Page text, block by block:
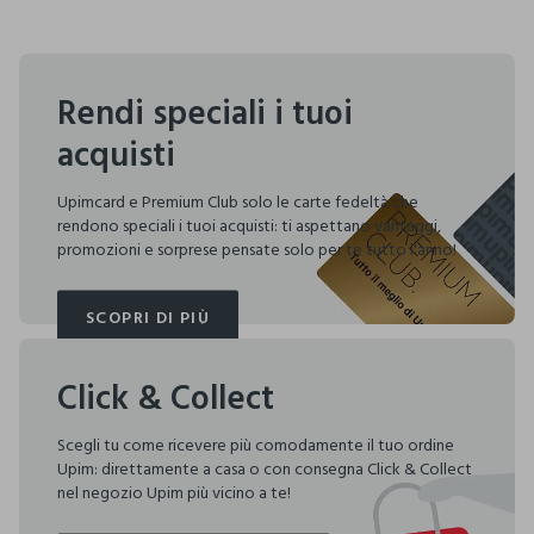
Rendi speciali i tuoi
acquisti
Upimcard e Premium Club solo le carte fedeltà che
rendono speciali i tuoi acquisti: ti aspettano vantaggi,
promozioni e sorprese pensate solo per te tutto l'anno!
SCOPRI DI PIÙ
SCOPRI DI PIÙ
Click & Collect
Scegli tu come ricevere più comodamente il tuo ordine
Upim: direttamente a casa o con consegna Click & Collect
nel negozio Upim più vicino a te!